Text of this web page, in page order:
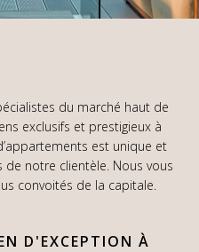
du marché haut de
exclusifs et prestigieux à
est unique et
notre clientèle. Nous vous
convoités de la capitale.
D'EXCEPTION À